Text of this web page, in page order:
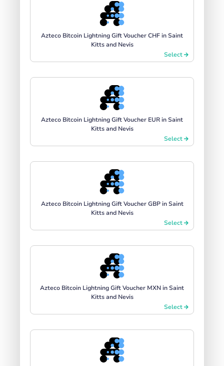
Azteco Bitcoin Lightning Gift Voucher CHF in Saint
Kitts and Nevis
Select
Azteco Bitcoin Lightning Gift Voucher EUR in Saint
Kitts and Nevis
Select
Azteco Bitcoin Lightning Gift Voucher GBP in Saint
Kitts and Nevis
Select
Azteco Bitcoin Lightning Gift Voucher MXN in Saint
Kitts and Nevis
Select